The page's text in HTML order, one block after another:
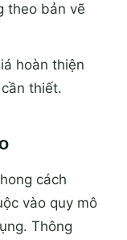
theo bản vẽ
hoàn thiện
thiết.
cách
vào quy mô
Thông